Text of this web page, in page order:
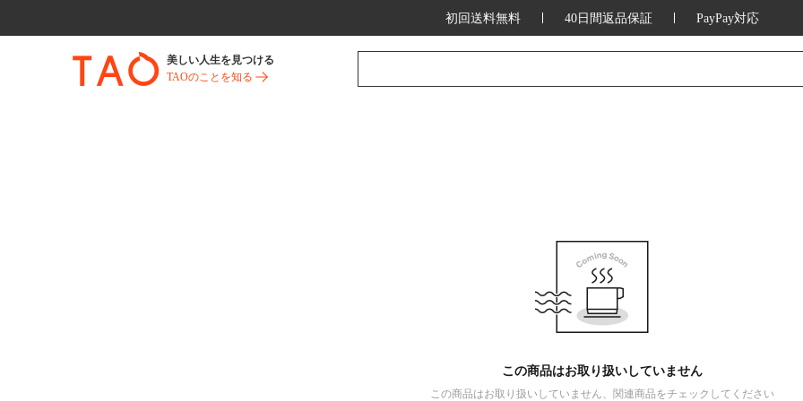
初回送料無料 40日間返品保証 PayPay対応
美しい人生を見つける
TAOのことを知る
この商品はお取り扱いしていません
この商品はお取り扱いしていません、関連商品をチェックしてください